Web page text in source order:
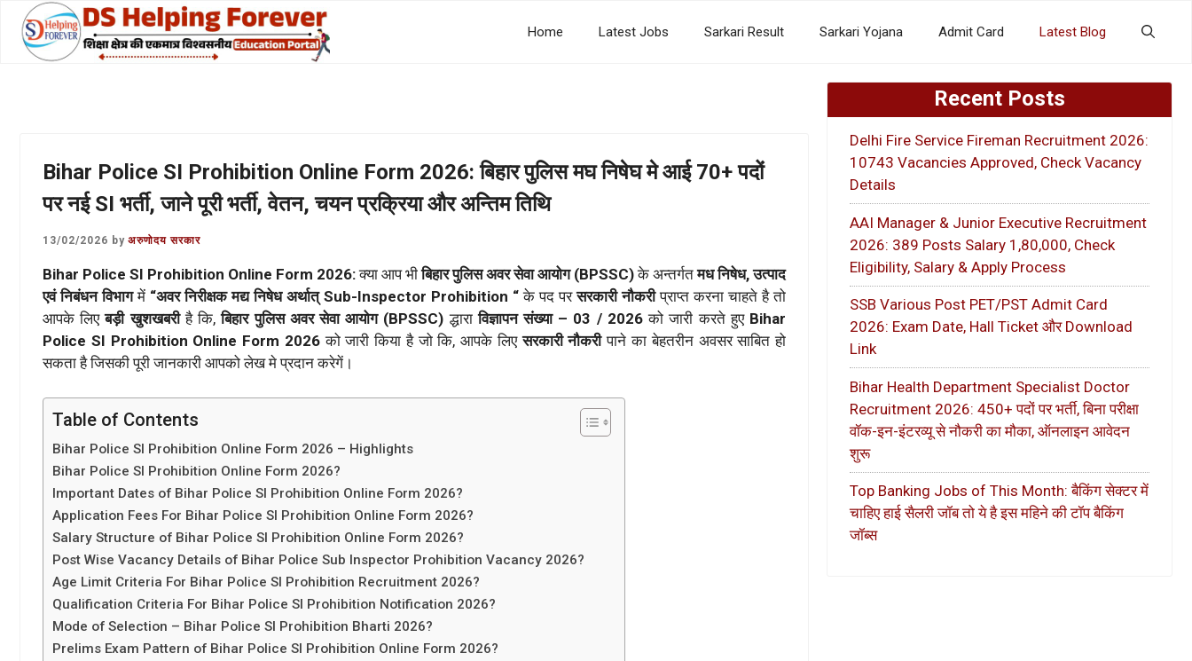
content
Home Latest Jobs Sarkari Result Sarkari Yojana Admit Card Latest Blog
Bihar Police SI Prohibition Online Form 2026: बिहार पुलिस मघ निषेघ मे आई 70+ पदों
पर नई SI भर्ती, जाने पूरी भर्ती, वेतन, चयन प्रक्रिया और अन्तिम तिथि
13/02/2026 byअरुणोदय सरकार
Bihar Police SI Prohibition Online Form 2026:क्या आप भीबिहार पुलिस अवर सेवा आयोग (BPSSC)के अन्तर्गतमध निषेध, उत्पाद
एवं निबंधन विभागमें “अवर निरीक्षक मद्य निषेध अर्थात् Sub-Inspector Prohibition “ के पद परसरकारी नौकरीप्राप्त करना चाहते है तो
आपके लिएबड़ी खुशखबरीहै कि,बिहार पुलिस अवर सेवा आयोग (BPSSC)द्धाराविज्ञापन संख्या – 03 / 2026को जारी करते हुए Bihar
Police SI Prohibition Online Form 2026 को जारी किया है जो कि, आपके लिएसरकारी नौकरीपाने का बेहतरीन अवसर साबित हो
सकता है जिसकी पूरी जानकारी आपको लेख मे प्रदान करेगें।
Table of Contents
Bihar Police SI Prohibition Online Form 2026 – Highlights
Bihar Police SI Prohibition Online Form 2026?
Important Dates of Bihar Police SI Prohibition Online Form 2026?
Application Fees For Bihar Police SI Prohibition Online Form 2026?
Salary Structure of Bihar Police SI Prohibition Online Form 2026?
Post Wise Vacancy Details of Bihar Police Sub Inspector Prohibition Vacancy 2026?
Age Limit Criteria For Bihar Police SI Prohibition Recruitment 2026?
Qualification Criteria For Bihar Police SI Prohibition Notification 2026?
Mode of Selection – Bihar Police SI Prohibition Bharti 2026?
Prelims Exam Pattern of Bihar Police SI Prohibition Online Form 2026?
Recent Posts
Delhi Fire Service Fireman Recruitment 2026:
10743 Vacancies Approved, Check Vacancy
Details
AAI Manager & Junior Executive Recruitment
2026: 389 Posts Salary 1,80,000, Check
Eligibility, Salary & Apply Process
SSB Various Post PET/PST Admit Card
2026: Exam Date, Hall Ticket और Download
Link
Bihar Health Department Specialist Doctor
Recruitment 2026: 450+ पदों पर भर्ती, बिना परीक्षा
वॉक-इन-इंटरव्यू से नौकरी का मौका, ऑनलाइन आवेदन
शुरू
Top Banking Jobs of This Month: बैकिंग सेक्टर में
चाहिए हाई सैलरी जॉब तो ये है इस महिने की टॉप बैकिंग
जॉब्स